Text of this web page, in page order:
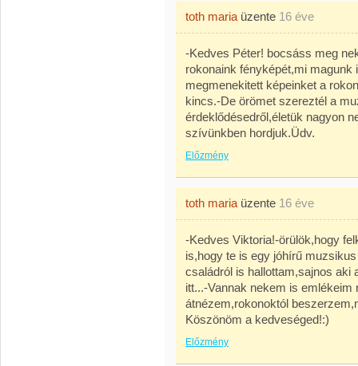
toth maria üzente 16 éve
-Kedves Péter! bocsáss meg
rokonaink fényképét,mi magunk
megmenekitett képeinket a
kincs.-De örömet szereztél a
érdeklődésedről,életük nagyon
szívünkben hordjuk.Üdv.
Előzmény
toth maria üzente 16 éve
-Kedves Viktoria!-örülök,hogy
is,hogy te is egy jóhírű
családról is hallottam,sajnos aki
itt...-Vannak nekem is
átnézem,rokonoktól
Köszönöm a kedveséged!:)
Előzmény